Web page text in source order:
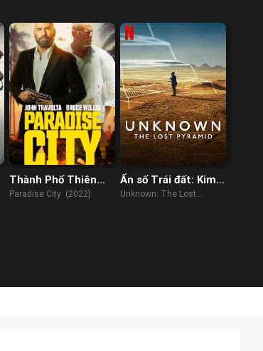
Thành Phố Thiên
Đường
Paradise City (2022)
Ẩn số Trái đất: Kim
tự tháp thất lạc
Unknown: The Lost